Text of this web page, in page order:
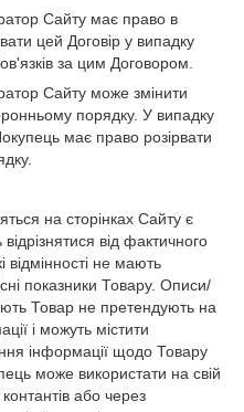
Сайту має право в
цей Договір у випадку
за цим Договором.
Сайту може змінити
порядку. У випадку
має право розірвати
на сторінках Сайту є
від фактичного
відмінності не мають
показники Товару. Описи/
Товар не претендують на
і можуть містити
інформації щодо Товару
може використати на свій
контантів або через